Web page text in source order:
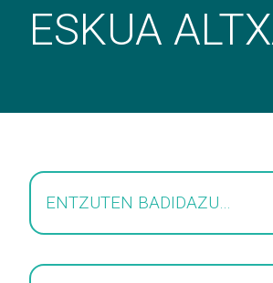
ESKUA
ENTZUTEN BADIDAZU…